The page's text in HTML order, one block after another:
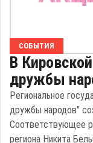
СОБЫТИЯ
В
дружбы
Региональное
дружбы народов"
Соответствующее
региона Никита